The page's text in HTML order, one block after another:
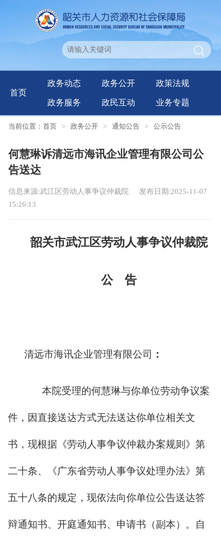
首页
政务动态 政务公开 政策法规
政务服务 政民互动 业务专题
当前位置： 首页 > 政务公开 > 通知公告 > 公示公告
何慧琳诉清远市海讯企业管理有限公司公
告送达
信息来源:武江区劳动人事争议仲裁院
发布日期:2025-11-07
15:26:13
韶关市武江区劳动人事争议仲裁院
公 告
清远市海讯企业管理有限公司 ：
本院受理的何慧琳与你单位劳动争议案
件，因直接送达方式无法送达你单位相关文
书，现根据《劳动人事争议仲裁办案规则》第
二十条、《广东省劳动人事争议处理办法》第
五十八条的规定，现依法向你单位公告送达答
辩通知书、开庭通知书、申请书（副本）。自